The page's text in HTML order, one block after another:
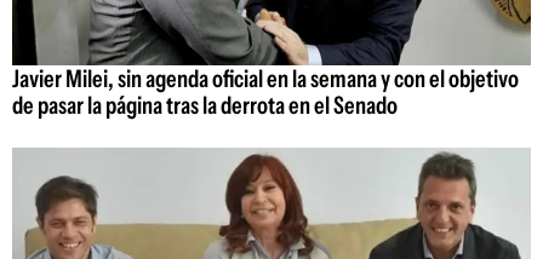
Javier Milei, sin agenda oficial en la semana y con el objetivo
de pasar la página tras la derrota en el Senado